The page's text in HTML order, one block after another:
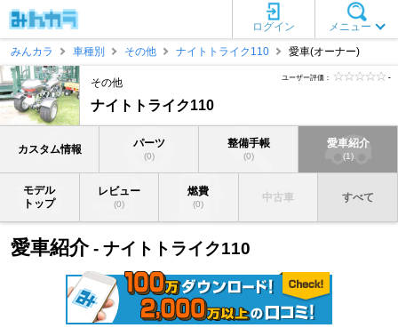
メニュー
ログイン
みんカラ
車種別 その他 ナイトトライク110 愛車(オーナー)
その他
ナイトトライク110
ユーザー評価： -
カスタム情報 パーツ
(0)
整備手帳
(0)
愛車紹介
(1)
モデル
トップ
レビュー
(0)
燃費
(0)
中古車 すべて
愛車紹介- ナイトトライク110